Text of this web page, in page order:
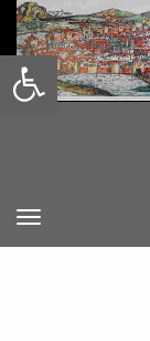
פתח